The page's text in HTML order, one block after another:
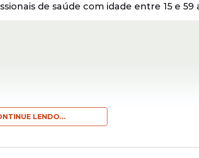
de saúde com idade entre 15 e 59
LENDO...